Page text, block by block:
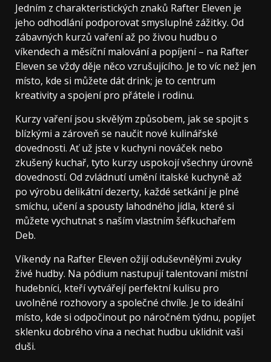
Jedním z charakteristických znaků Rafter Eleven je
jeho odhodlání podporovat smysluplné zážitky. Od
zábavných kurzů vaření až po živou hudbu o
víkendech a měsíční malování a popíjení – na Rafter
Eleven se vždy děje něco vzrušujícího. Je to víc než jen
místo, kde si můžete dát drink; je to centrum
kreativity a spojení pro přátele i rodinu.
Kurzy vaření jsou skvělým způsobem, jak se spojit s
blízkými a zároveň se naučit nové kulinářské
dovednosti. Ať už jste v kuchyni nováček nebo
zkušený kuchař, tyto kurzy uspokojí všechny úrovně
dovedností. Od zvládnutí umění italské kuchyně až
po výrobu delikátní dezerty, každé setkání je plné
smíchu, učení a spousty lahodného jídla, které si
můžete vychutnat s naším vlastním šéfkuchařem
Deb.
Víkendy na Rafter Eleven ožijí oduševnělými zvuky
živé hudby. Na pódium nastupují talentovaní místní
hudebníci, kteří vytvářejí perfektní kulisu pro
uvolněné rozhovory a společné chvíle. Je to ideální
místo, kde si odpočinout po náročném týdnu, popíjet
sklenku dobrého vína a nechat hudbu uklidnit vaši
duši.